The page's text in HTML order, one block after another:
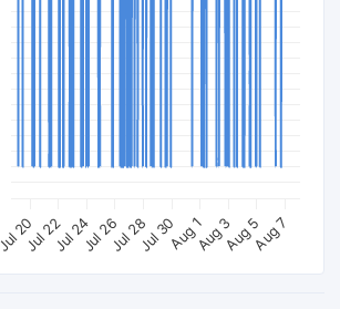
Jul 20Jul 22Jul 24Jul 26Jul 28Jul 30Aug 1Aug 3Aug 5Aug 7